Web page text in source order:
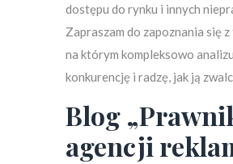
dostępu do rynku i innych
Zapraszam do zapoznania się
na którym kompleksowo
konkurencję i radzę, jak ją
Blog
agencji